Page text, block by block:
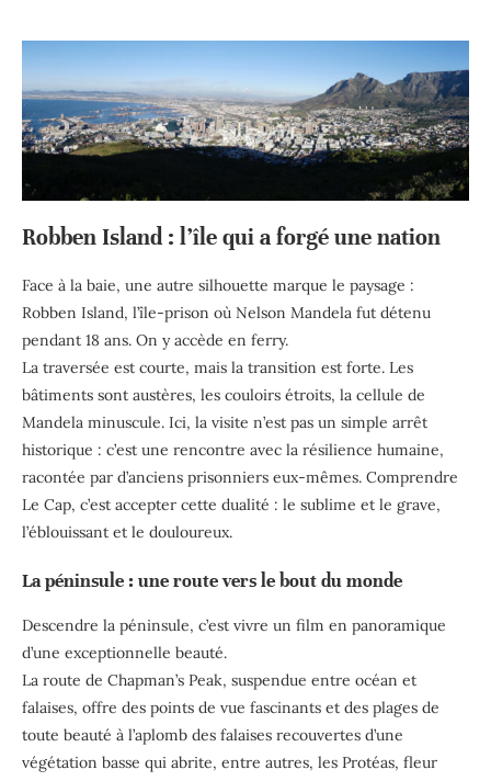
Robben Island : l’île qui a forgé une nation
Face à la baie, une autre silhouette marque le paysage :
Robben Island, l’île-prison où Nelson Mandela fut détenu
pendant 18 ans. On y accède en ferry.
La traversée est courte, mais la transition est forte. Les
bâtiments sont austères, les couloirs étroits, la cellule de
Mandela minuscule. Ici, la visite n’est pas un simple arrêt
historique : c’est une rencontre avec la résilience humaine,
racontée par d’anciens prisonniers eux-mêmes. Comprendre
Le Cap, c’est accepter cette dualité : le sublime et le grave,
l’éblouissant et le douloureux.
La péninsule : une route vers le bout du monde
Descendre la péninsule, c’est vivre un film en panoramique
d’une exceptionnelle beauté.
La route de Chapman’s Peak, suspendue entre océan et
falaises, offre des points de vue fascinants et des plages de
toute beauté à l’aplomb des falaises recouvertes d’une
végétation basse qui abrite, entre autres, les Protéas, fleur